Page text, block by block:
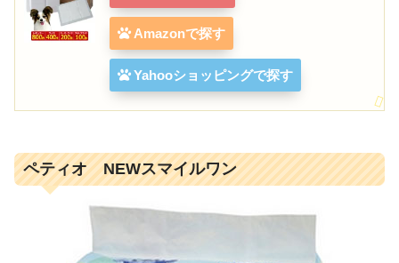
Amazonで探す
Yahooショッピングで探す
ペティオ NEWスマイルワン